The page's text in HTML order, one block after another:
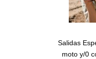
Salidas
moto y/0